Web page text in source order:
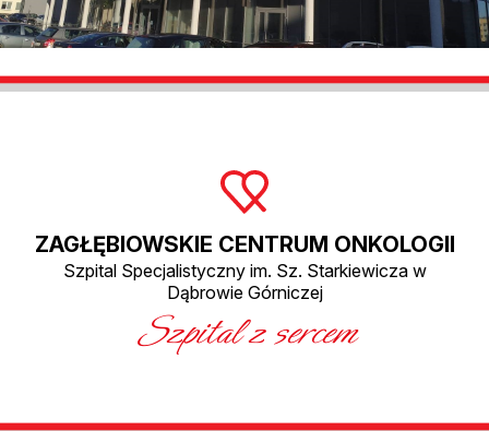
ZAGŁĘBIOWSKIE CENTRUM ONKOLOGII
Szpital Specjalistyczny im. Sz. Starkiewicza w
Dąbrowie Górniczej
Szpital z sercem